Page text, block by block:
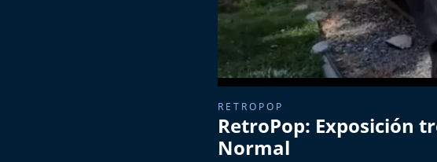
RETROPOP
RetroPop: Exposición
Normal